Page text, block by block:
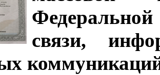
связи,